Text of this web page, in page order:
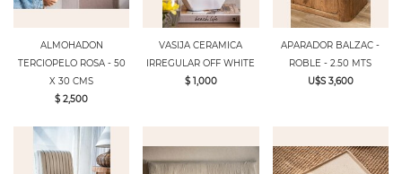
ALMOHADON
TERCIOPELO ROSA - 50
X 30 CMS
$ 2,500
VASIJA CERAMICA
IRREGULAR OFF WHITE
$ 1,000
APARADOR BALZAC -
ROBLE - 2.50 MTS
U$S 3,600